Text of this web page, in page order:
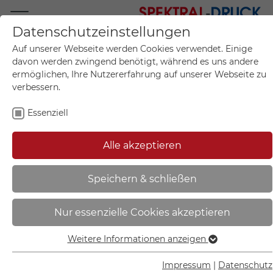
Mo.-Fr. 09:00-17:00
+49 (0)711 55 75 25
Mein Konto
Mein Warenkorb
Sie sind hier: Start
Brandschutzschild - Winkel -
langnachleuchtend | Feuerlöscher
- 15.A5030
Datenschutzeinstellungen
Auf unserer Webseite werden Cookies verwendet. Einige
davon werden zwingend benötigt, während es uns andere
ermöglichen, Ihre Nutzererfahrung auf unserer Webseite zu
verbessern.
Essenziell
Alle akzeptieren
Speichern & schließen
Nur essenzielle Cookies akzeptieren
Essenziell
Essenzielle Cookies werden für grundlegende Funktionen
Weitere Informationen anzeigen
Impressum Datenschutz